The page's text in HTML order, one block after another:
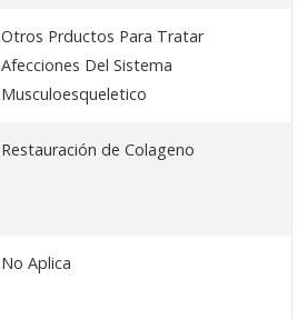
Otros Prductos Para Tratar
Afecciones Del Sistema
Musculoesqueletico
Restauración de Colageno
No Aplica